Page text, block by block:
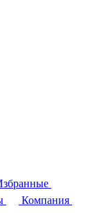
Компания